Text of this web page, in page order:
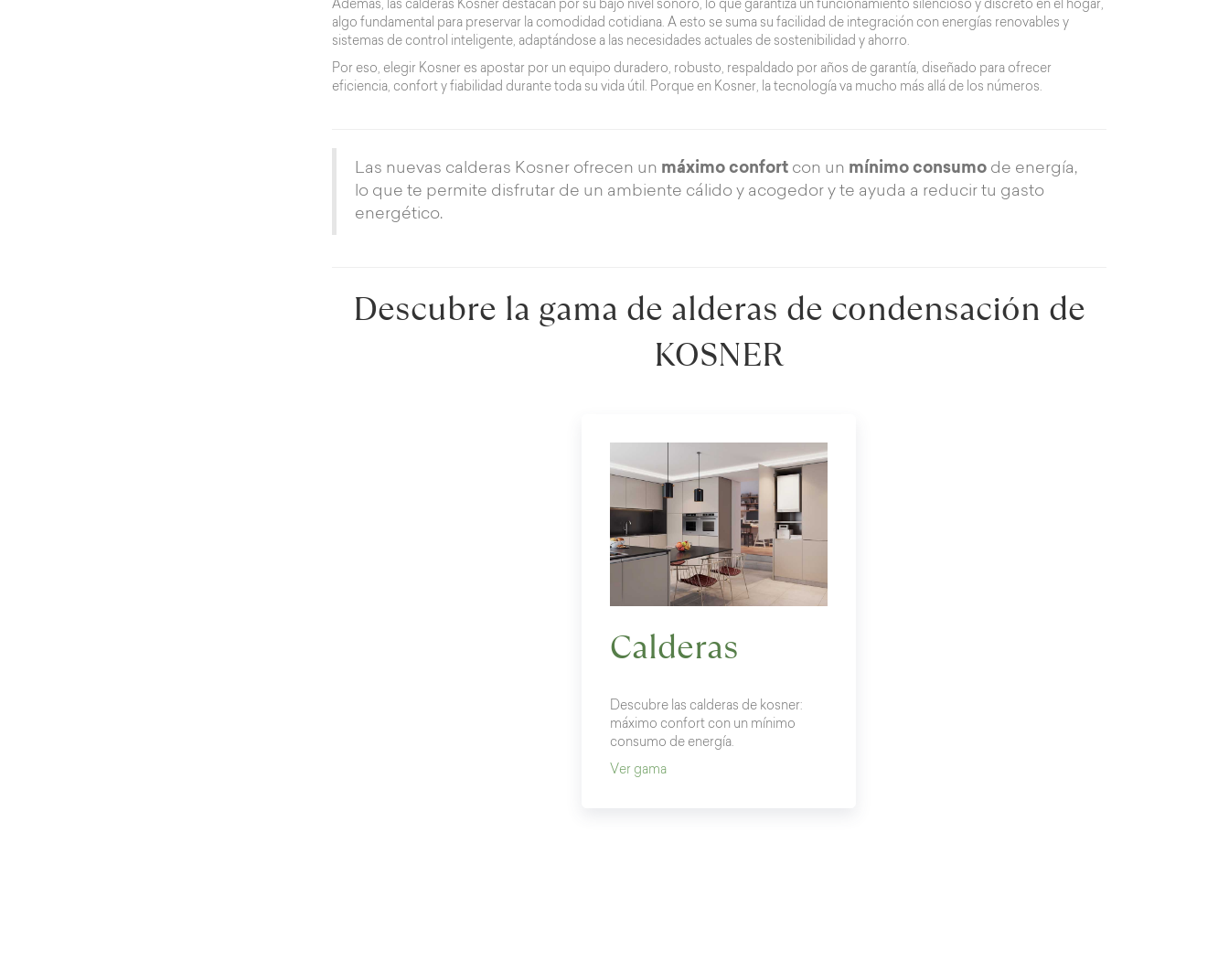
Además, las calderas Kosner destacan por su bajo nivel sonoro, lo que garantiza un funcionamiento silencioso y discreto en el hogar,
algo fundamental para preservar la comodidad cotidiana. A esto se suma su facilidad de integración con energías renovables y
sistemas de control inteligente, adaptándose a las necesidades actuales de sostenibilidad y ahorro.
Por eso, elegir Kosner es apostar por un equipo duradero, robusto, respaldado por años de garantía, diseñado para ofrecer
eficiencia, confort y fiabilidad durante toda su vida útil. Porque en Kosner, la tecnología va mucho más allá de los números.
Las nuevas calderas Kosner ofrecen un máximo confortcon un mínimo consumode energía,
lo que te permite disfrutar de un ambiente cálido y acogedor y te ayuda a reducir tu gasto
energético.
Descubre la gama de alderas de condensación de
KOSNER
Calderas
Descubre las calderas de kosner:
máximo confort con un mínimo
consumo de energía.
Ver gama